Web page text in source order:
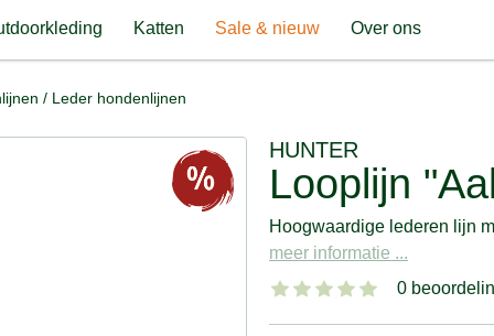
Katten Sale & nieuw Over ons
/ Leder hondenlijnen
HUNTER
Looplijn
Hoogwaardige lederen lijn
meer informatie ...
0